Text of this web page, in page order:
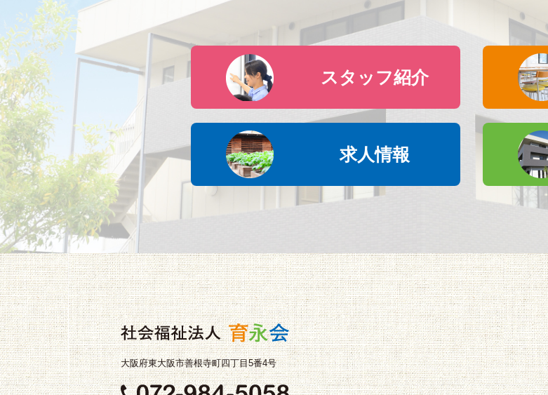
スタッフ紹介
求人情報
大阪府東大阪市善根寺町四丁目5番4号